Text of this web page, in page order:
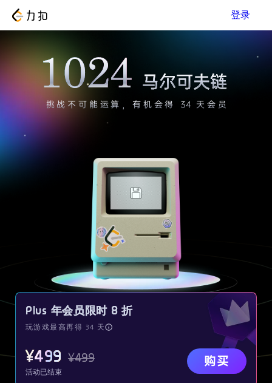
登录
挑战不可能运算，有机会得 34 天会员
Plus 年会员限时 8 折
玩游戏最高再得 34 天
¥499 ¥499
活动已结束
购买